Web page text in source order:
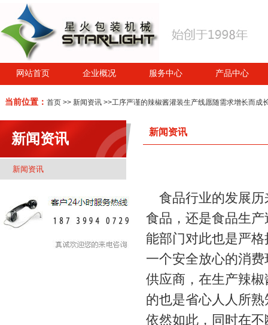
网站首页 企业概况 服务中心 产品中心
当前位置： 首页 >> 新闻资讯 >>工序严谨的辣椒酱灌装生产线愿随需求增长而成
新闻资讯
新闻资讯
新闻资讯
食品行业的发展历
食品，还是食品生
能部门对此也是严
一个安全放心的消
供应商，在生产辣
的也是省心人人所
依然如此，同时在